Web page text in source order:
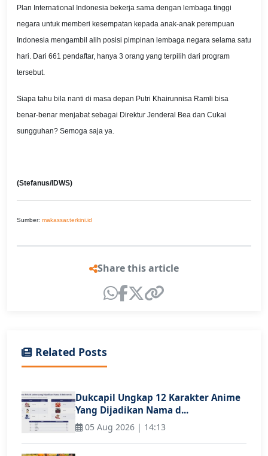
Plan International Indonesia bekerja sama dengan lembaga tinggi
negara untuk memberi kesempatan kepada anak-anak perempuan
Indonesia mengambil alih posisi pimpinan lembaga negara selama satu
hari. Dari 661 pendaftar, hanya 3 orang yang terpilih dari program
tersebut.
Siapa tahu bila nanti di masa depan Putri Khairunnisa Ramli bisa
benar-benar menjabat sebagai Direktur Jenderal Bea dan Cukai
sungguhan? Semoga saja ya.
(Stefanus/IDWS)
Sumber: makassar.terkini.id
Share this article
Related Posts
Dukcapil Ungkap 12 Karakter Anime
Yang Dijadikan Nama d...
05 Aug 2026 | 14:13